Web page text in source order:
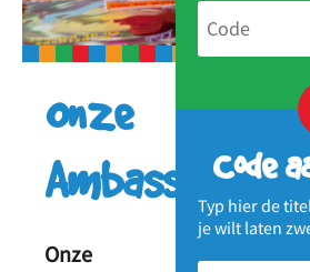
Code
Typ hier de
je wilt laten
Onze
Ambassadeurs
Onze